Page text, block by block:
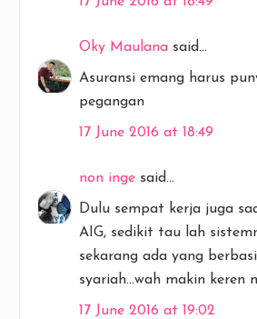
Oky Maulana said...
Asuransi emang harus
pegangan
17 June 2016 at 18:49
non inge said...
Dulu sempat kerja juga
AIG, sedikit tau lah
sekarang ada yang
syariah...wah makin keren
17 June 2016 at 19:02